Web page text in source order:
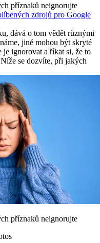
příznaků neignorujte
zdrojů pro Google
dává o tom vědět různými
jiné mohou být skryté
je ignorovat a říkat si, že to
se dozvíte, při jakých
příznaků neignorujte